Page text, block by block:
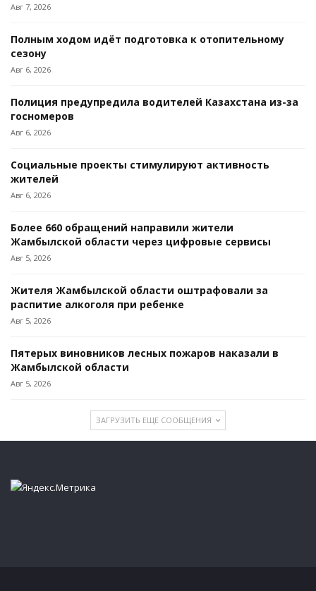
Авг 7, 2026
Полным ходом идёт подготовка к отопительному
сезону
Авг 6, 2026
Полиция предупредила водителей Казахстана из-за
госномеров
Авг 6, 2026
Социальные проекты стимулируют активность
жителей
Авг 6, 2026
Более 660 обращений направили жители
Жамбылской области через цифровые сервисы
Авг 5, 2026
Жителя Жамбылской области оштрафовали за
распитие алкоголя при ребенке
Авг 5, 2026
Пятерых виновников лесных пожаров наказали в
Жамбылской области
Авг 5, 2026
ЗАГРУЗИТЬ ЕЩЕ СООБЩЕНИЯ